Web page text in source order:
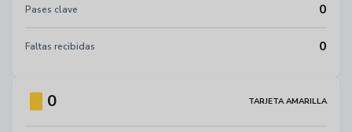
Pases clave 0
Faltas recibidas 0
0 TARJETA AMARILLA